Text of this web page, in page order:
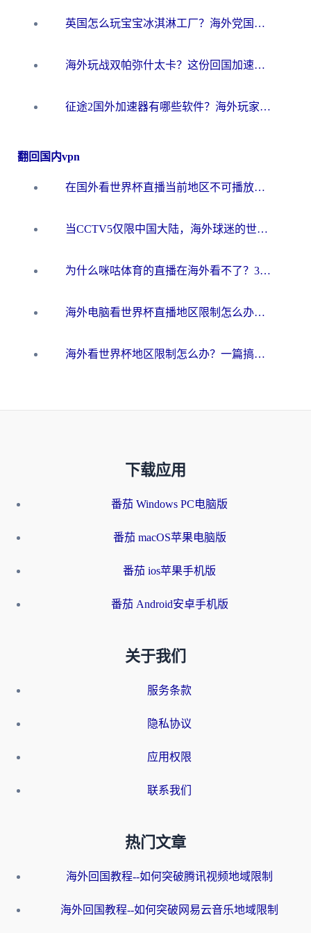
英国怎么玩宝宝冰淇淋工厂？海外党国服游戏加速避坑指南（附挪威装甲风暴解决方案）
海外玩战双帕弥什太卡？这份回国加速器终极指南帮你告别延迟（附打球球大作战古今江湖加速方案）
征途2国外加速器有哪些软件？海外玩家亲测实用指南（附非洲梦幻西游加速技巧）
翻回国内vpn
在国外看世界杯直播当前地区不可播放？海外党必看的回国加速全攻略
当CCTV5仅限中国大陆，海外球迷的世界杯狂欢如何继续？
为什么咪咕体育的直播在海外看不了？3步解决海外看世界杯+抖音地区限制难题
海外电脑看世界杯直播地区限制怎么办？你需要一个聪明的加速器
海外看世界杯地区限制怎么办？一篇搞定咪咕视频播放+国内资源无缝访问指南
下载应用
番茄 Windows PC电脑版
番茄 macOS苹果电脑版
番茄 ios苹果手机版
番茄 Android安卓手机版
关于我们
服务条款
隐私协议
应用权限
联系我们
热门文章
海外回国教程--如何突破腾讯视频地域限制
海外回国教程--如何突破网易云音乐地域限制